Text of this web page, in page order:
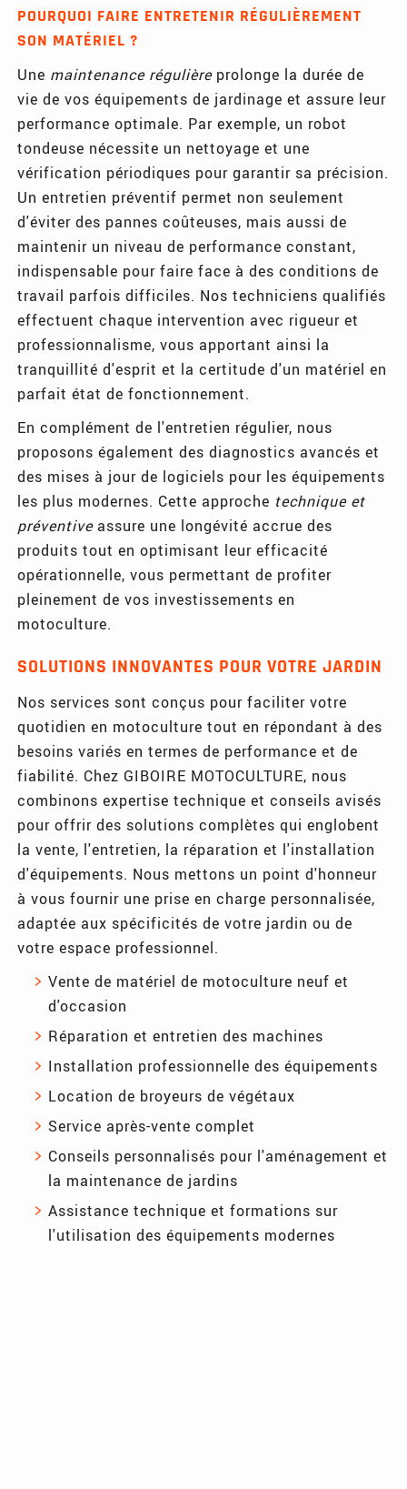
POURQUOI FAIRE ENTRETENIR RÉGULIÈREMENT
SON MATÉRIEL ?
Une maintenance régulièreprolonge la durée de
vie de vos équipements de jardinage et assure leur
performance optimale. Par exemple, un robot
tondeuse nécessite un nettoyage et une
vérification périodiques pour garantir sa précision.
Un entretien préventif permet non seulement
d'éviter des pannes coûteuses, mais aussi de
maintenir un niveau de performance constant,
indispensable pour faire face à des conditions de
travail parfois difficiles. Nos techniciens qualifiés
effectuent chaque intervention avec rigueur et
professionnalisme, vous apportant ainsi la
tranquillité d'esprit et la certitude d'un matériel en
parfait état de fonctionnement.
En complément de l'entretien régulier, nous
proposons également des diagnostics avancés et
des mises à jour de logiciels pour les équipements
les plus modernes. Cette approche technique et
préventiveassure une longévité accrue des
produits tout en optimisant leur efficacité
opérationnelle, vous permettant de profiter
pleinement de vos investissements en
motoculture.
SOLUTIONS INNOVANTES POUR VOTRE JARDIN
Nos services sont conçus pour faciliter votre
quotidien en motoculture tout en répondant à des
besoins variés en termes de performance et de
fiabilité. Chez GIBOIRE MOTOCULTURE, nous
combinons expertise technique et conseils avisés
pour offrir des solutions complètes qui englobent
la vente, l'entretien, la réparation et l'installation
d'équipements. Nous mettons un point d'honneur
à vous fournir une prise en charge personnalisée,
adaptée aux spécificités de votre jardin ou de
votre espace professionnel.
Vente de matériel de motoculture neuf et
d'occasion
Réparation et entretien des machines
Installation professionnelle des équipements
Location de broyeurs de végétaux
Service après-vente complet
Conseils personnalisés pour l'aménagement et
la maintenance de jardins
Assistance technique et formations sur
l'utilisation des équipements modernes